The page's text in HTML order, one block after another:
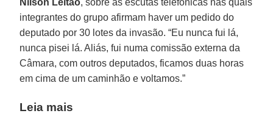
integrantes do grupo afirmam haver um pedido do
deputado por 30 lotes da invasão. “Eu nunca fui lá,
nunca pisei lá. Aliás, fui numa comissão externa da
Câmara, com outros deputados, ficamos duas horas
em cima de um caminhão e voltamos.”
Leia mais